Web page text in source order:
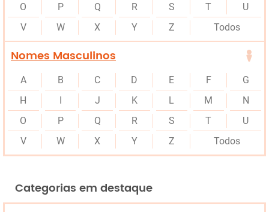
O
P Q R S T
U
V
W X Y Z Todos
Nomes Masculinos
A B C D E F
G
H
I J K L M
N
O
P Q R S T
U
V
W X Y Z Todos
Categorias em destaque